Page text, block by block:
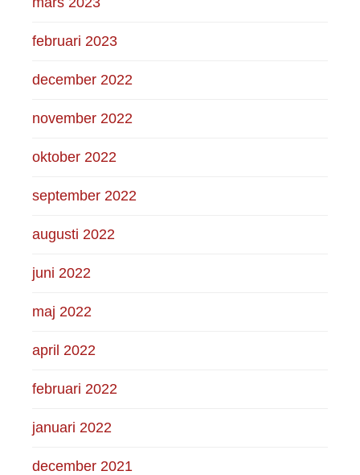
februari 2023
december 2022
november 2022
oktober 2022
september 2022
augusti 2022
juni 2022
maj 2022
april 2022
februari 2022
januari 2022
december 2021